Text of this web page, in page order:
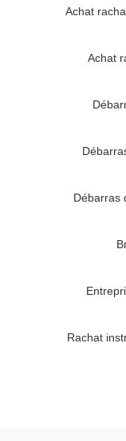
Achat
Achat
Débarras
Rachat